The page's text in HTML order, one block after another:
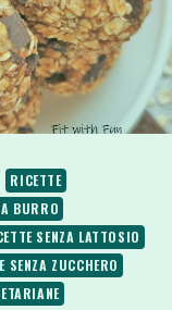
RICETTE
BURRO
SENZA LATTOSIO
SENZA ZUCCHERO